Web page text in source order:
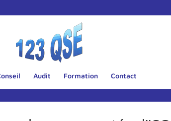
Audit Formation Contact